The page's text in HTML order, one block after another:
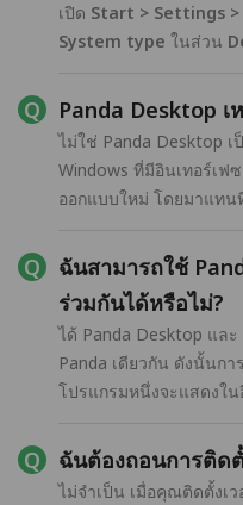
เปิด Start > Settings
System type ในส่วน
Panda Desktop
ไม่ใช่ Panda Desktop
Windows ที่มีอินเทอร์เ
ออกแบบใหม่ โดยมาแทน
ฉันสามารถใช้
ร่วมกันได้หรือไม่?
ได้ Panda Desktop แล
Panda เดียวกัน ดังนั้นก
โปรแกรมหนึ่งจะแสดงใ
ฉันต้องถอนการติด
ไม่จำเป็น เมื่อคุณติดตั้งเ